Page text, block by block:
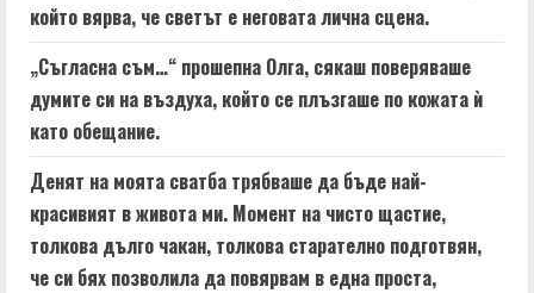
който вярва, че светът е неговата лична сцена.
„Съгласна съм…“ прошепна Олга, сякаш поверяваше
думите си на въздуха, който се плъзгаше по кожата ѝ
като обещание.
Денят на моята сватба трябваше да бъде най-
красивият в живота ми. Момент на чисто щастие,
толкова дълго чакан, толкова старателно подготвян,
че си бях позволила да повярвам в една проста,